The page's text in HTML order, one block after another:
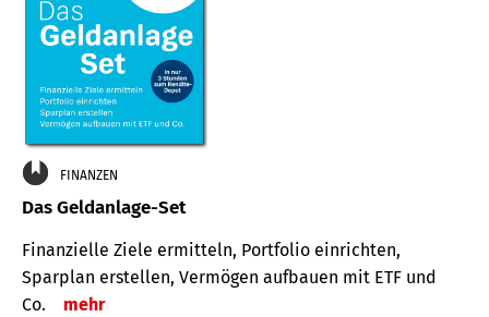
FINANZEN
Das Geldanlage-Set
Finanzielle Ziele ermitteln, Portfolio einrichten,
Sparplan erstellen, Vermögen aufbauen mit ETF und
Co.
mehr